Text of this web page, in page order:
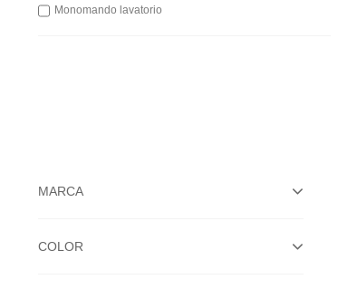
MARCA
COLOR
Monomando lavatorio